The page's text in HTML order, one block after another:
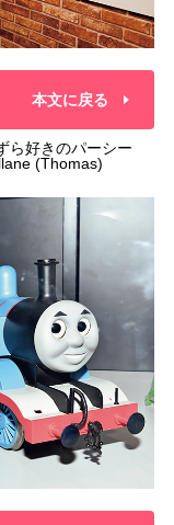
本文に戻る
ら好きのパーシー
(Thomas)